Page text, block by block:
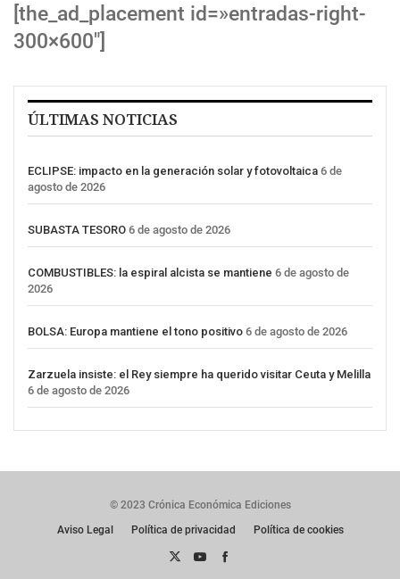
[the_ad_placement id=»entradas-right-
300×600″]
ÚLTIMAS NOTICIAS
ECLIPSE: impacto en la generación solar y fotovoltaica 6 de
agosto de 2026
SUBASTA TESORO 6 de agosto de 2026
COMBUSTIBLES: la espiral alcista se mantiene 6 de agosto de
2026
BOLSA: Europa mantiene el tono positivo 6 de agosto de 2026
Zarzuela insiste: el Rey siempre ha querido visitar Ceuta y Melilla
6 de agosto de 2026
© 2023 Crónica Económica Ediciones
Aviso Legal
Política de privacidad Política de cookies